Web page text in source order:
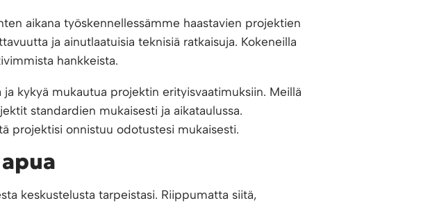
aikana työskennellessämme haastavien projektien
ja ainutlaatuisia teknisiä ratkaisuja. Kokeneilla
hankkeista.
kykyä mukautua projektin erityisvaatimuksiin. Meillä
standardien mukaisesti ja aikataulussa.
projektisi onnistuu odotustesi mukaisesti.
keskustelusta tarpeistasi. Riippumatta siitä,